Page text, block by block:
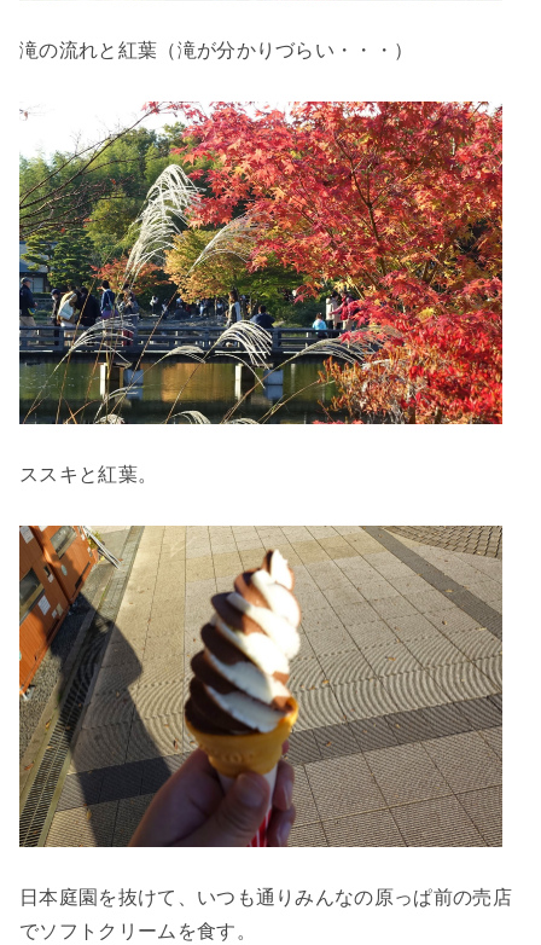
滝の流れと紅葉（滝が分かりづらい・・・）
ススキと紅葉。
日本庭園を抜けて、いつも通りみんなの原っぱ前の売店
でソフトクリームを食す。